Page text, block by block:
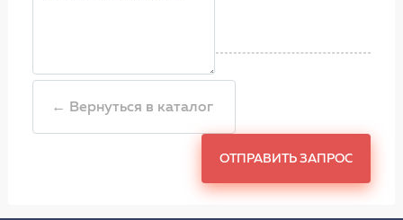
← Вернуться в каталог
ОТПРАВИТЬ ЗАПРОС